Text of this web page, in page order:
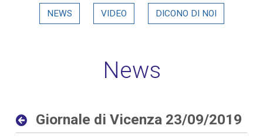
Giornale di Vicenza
NEWS VIDEO DICONO DI NOI
News
Giornale di Vicenza 23/09/2019